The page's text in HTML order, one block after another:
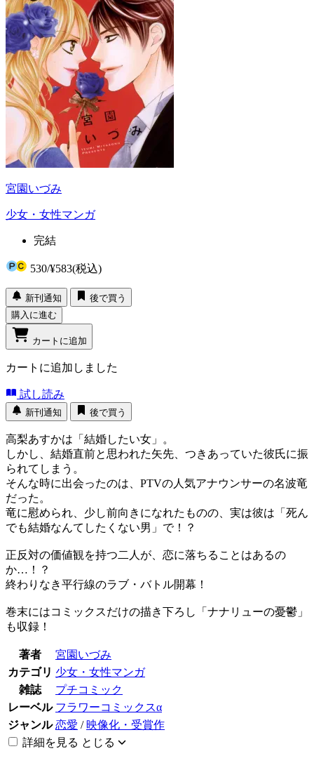
宮園いづみ
少女・女性マンガ
完結
530/¥583(税込)
新刊通知
後で買う
購入に進む
カートに追加
カートに追加しました
試し読み
新刊通知 後で買う
高梨あすかは「結婚したい女」。
しかし、結婚直前と思われた矢先、つきあっていた彼氏に振
られてしまう。
そんな時に出会ったのは、PTVの人気アナウンサーの名波竜
だった。
竜に慰められ、少し前向きになれたものの、実は彼は「死ん
でも結婚なんてしたくない男」で！？
正反対の価値観を持つ二人が、恋に落ちることはあるの
か…！？
終わりなき平行線のラブ・バトル開幕！
巻末にはコミックスだけの描き下ろし「ナナリューの憂鬱」
も収録！
著者
宮園いづみ
カテゴリ 少女・女性マンガ
雑誌
プチコミック
レーベル フラワーコミックスα
ジャンル 恋愛 / 映像化・受賞作
詳細を見る とじる